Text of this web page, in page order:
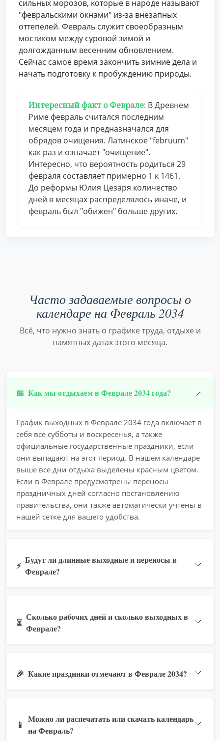
сильных морозов, которые в народе называют
"февральскими окнами" из-за внезапных
оттепелей. Февраль служит своеобразным
мостиком между суровой зимой и
долгожданным весенним обновлением.
Сейчас самое время закончить зимние дела и
начать подготовку к пробуждению природы.
Интересный факт о Феврале: В Древнем
Риме февраль считался последним
месяцем года и предназначался для
обрядов очищения. Латинское "februum"
как раз и означает "очищение".
Интересно, что вероятность родиться 29
февраля составляет примерно 1 к 1461.
До реформы Юлия Цезаря количество
дней в месяцах распределялось иначе, и
февраль был "обижен" больше других.
Часто задаваемые вопросы о
календаре на Февраль 2034
Всё, что нужно знать о графике труда, отдыхе и
памятных датах этого месяца.
📅 Как мы отдыхаем в Феврале 2034 года?
График выходных в Феврале 2034 года включает в
себя все субботы и воскресенья, а также
официальные государственные праздники, если
они выпадают на этот период. В нашем календаре
выше все дни отдыха выделены красным цветом.
Если в Феврале предусмотрены переносы
праздничных дней согласно постановлению
правительства, они также автоматически учтены в
нашей сетке для вашего удобства.
⚡
Будут ли длинные выходные и переносы в
Феврале?
⏳
Сколько рабочих дней и сколько выходных в
Феврале?
🎉 Какие праздники отмечают в Феврале 2034?
📱
Можно ли распечатать или скачать календарь
на Февраль?